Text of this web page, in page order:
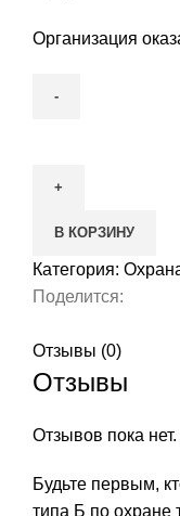
Организация
Программа
по
охране
для
слесарей-
судовых
уровня
квалификации
В КОРЗИНУ
Категория:
Поделится:
Отзывы (0)
Отзывы
Отзывов пока нет.
Будьте первым,
типа Б по охране